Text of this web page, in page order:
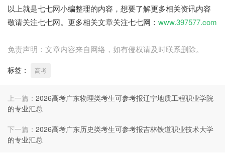
以上就是七七网小编整理的内容，想要了解更多相关资讯内容
敬请关注七七网。更多相关文章关注七七网： www.397577.com
免责声明：文章内容来自网络，如有侵权请及时联系删除。
标签： 高考
上一篇： 2026高考广东物理类考生可参考报辽宁地质工程职业学院
的专业汇总
下一篇： 2026高考广东历史类考生可参考报吉林铁道职业技术大学
的专业汇总